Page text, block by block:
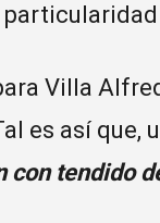
Villa
es así que,
con tendido